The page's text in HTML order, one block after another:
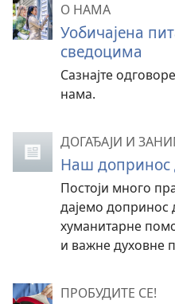
О НАМА
Уобичајена
сведоцима
Сазнајте
нама.
ДОГАЂАЈИ И
Наш допринос
Постоји много
дајемо допринос
хуманитарне
и важне духовне
ПРОБУДИТЕ СЕ!